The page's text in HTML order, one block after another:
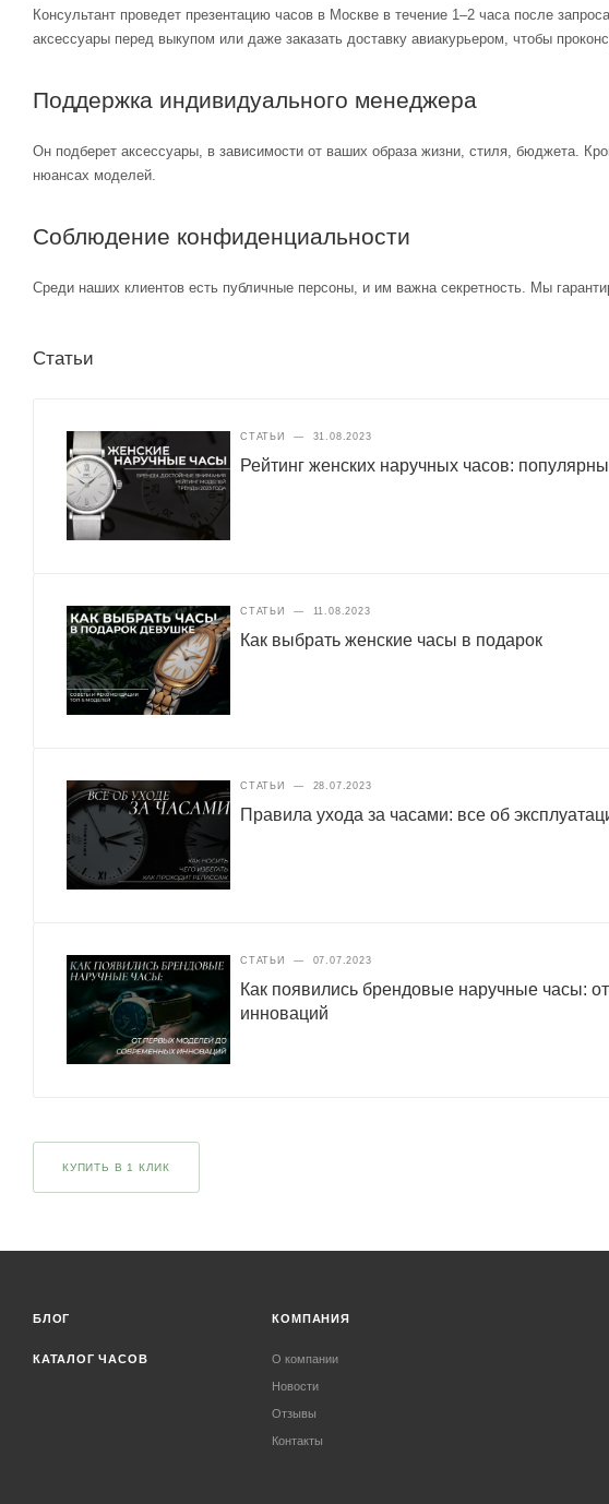
Консультант проведет презентацию часов в Москве в течение 1–2 часа после
аксессуары перед выкупом или даже заказать доставку авиакурьером, чтобы
Поддержка индивидуального менеджера
Он подберет аксессуары, в зависимости от ваших образа жизни, стиля, бюджета.
нюансах моделей.
Соблюдение конфиденциальности
Среди наших клиентов есть публичные персоны, и им важна секретность. Мы
Статьи
СТАТЬИ — 31.08.2023
Рейтинг женских наручных часов:
СТАТЬИ — 11.08.2023
Как выбрать женские часы в подарок
СТАТЬИ — 28.07.2023
Правила ухода за часами: все об
СТАТЬИ — 07.07.2023
Как появились брендовые наручные часы:
инноваций
КУПИТЬ В 1 КЛИК
БЛОГ
КАТАЛОГ ЧАСОВ
КОМПАНИЯ
О компании
Новости
Отзывы
Контакты